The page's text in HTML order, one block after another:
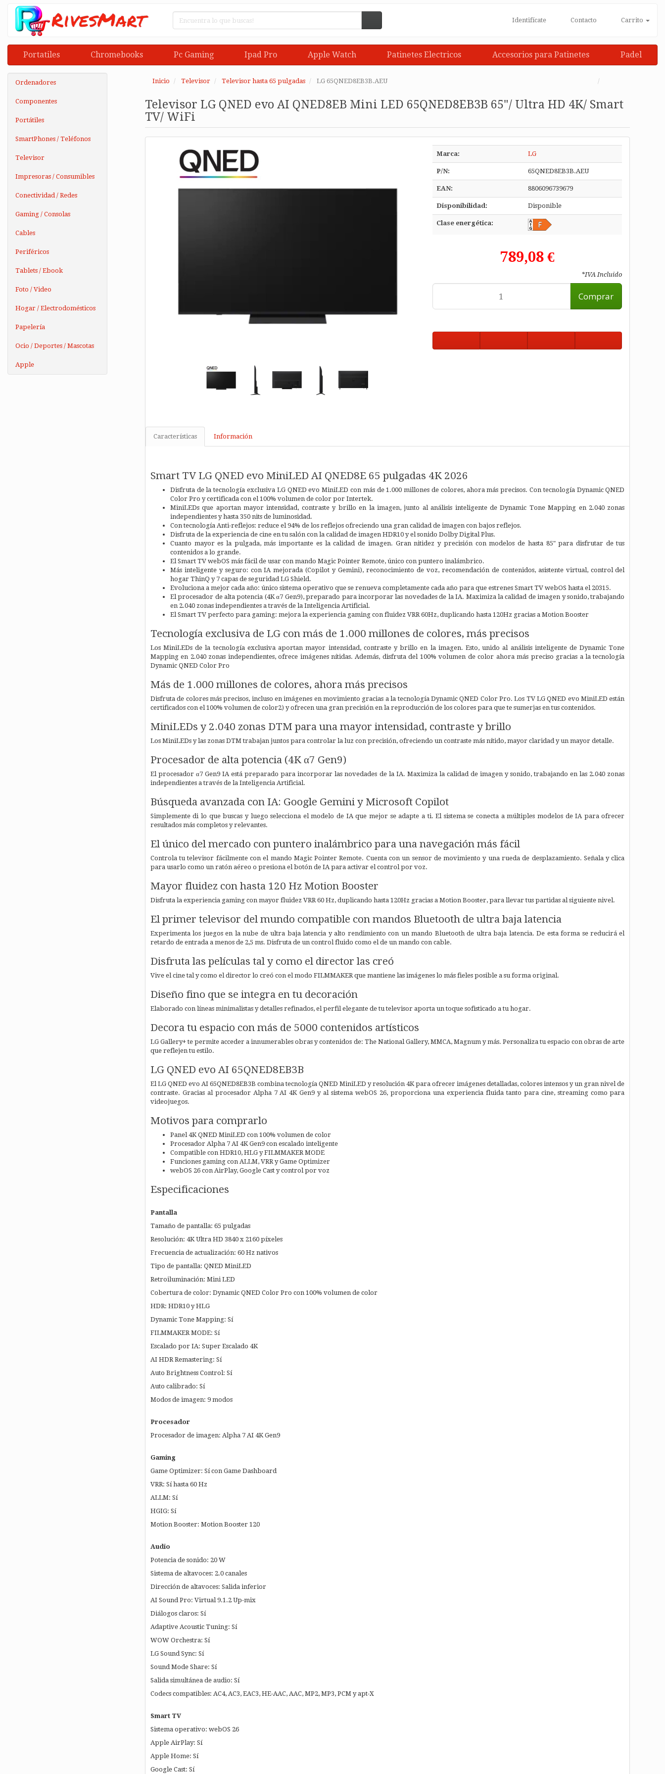
Identifícate Contacto Carrito
Portatiles Chromebooks Pc Gaming Ipad Pro Apple Watch Patinetes Electricos Accesorios para Patinetes Padel
Ordenadores
Componentes
Portátiles
SmartPhones / Teléfonos
Televisor
Impresoras / Consumibles
Conectividad / Redes
Gaming / Consolas
Cables
Periféricos
Tablets / Ebook
Foto / Video
Hogar / Electrodomésticos
Papelería
Ocio / Deportes / Mascotas
Apple
Inicio Televisor Televisor hasta 65 pulgadas LG 65QNED8EB3B.AEU
Televisor LG QNED evo AI QNED8EB Mini LED 65QNED8EB3B 65"/ Ultra HD 4K/ Smart
TV/ WiFi
Marca: LG
P/N: 65QNED8EB3B.AEU
EAN: 8806096739679
Disponibilidad: Disponible
Clase energética:
789,08 €
*IVA Incluido
Comprar
Características Información
Smart TV LG QNED evo MiniLED AI QNED8E 65 pulgadas 4K 2026
Disfruta de la tecnología exclusiva LG QNED evo MiniLED con más de 1.000 millones de colores, ahora más precisos. Con tecnología Dynamic QNED
Color Pro y certificada con el 100% volumen de color por Intertek.
MiniLEDs que aportan mayor intensidad, contraste y brillo en la imagen, junto al análisis inteligente de Dynamic Tone Mapping en 2.040 zonas
independientes y hasta 350 nits de luminosidad.
Con tecnología Anti-reflejos: reduce el 94% de los reflejos ofreciendo una gran calidad de imagen con bajos reflejos.
Disfruta de la experiencia de cine en tu salón con la calidad de imagen HDR10 y el sonido Dolby Digital Plus.
Cuanto mayor es la pulgada, más importante es la calidad de imagen. Gran nitidez y precisión con modelos de hasta 85" para disfrutar de tus
contenidos a lo grande.
El Smart TV webOS más fácil de usar con mando Magic Pointer Remote, único con puntero inalámbrico.
Más inteligente y seguro: con IA mejorada (Copilot y Gemini), reconocimiento de voz, recomendación de contenidos, asistente virtual, control del
hogar ThinQ y 7 capas de seguridad LG Shield.
Evoluciona a mejor cada año: único sistema operativo que se renueva completamente cada año para que estrenes Smart TV webOS hasta el 20315.
El procesador de alta potencia (4K α7 Gen9), preparado para incorporar las novedades de la IA. Maximiza la calidad de imagen y sonido, trabajando
en 2.040 zonas independientes a través de la Inteligencia Artificial.
El Smart TV perfecto para gaming: mejora la experiencia gaming con fluidez VRR 60Hz, duplicando hasta 120Hz gracias a Motion Booster
Tecnología exclusiva de LG con más de 1.000 millones de colores, más precisos
Los MiniLEDs de la tecnología exclusiva aportan mayor intensidad, contraste y brillo en la imagen. Esto, unido al análisis inteligente de Dynamic Tone
Mapping en 2.040 zonas independientes, ofrece imágenes nítidas. Además, disfruta del 100% volumen de color ahora más preciso gracias a la tecnología
Dynamic QNED Color Pro
Más de 1.000 millones de colores, ahora más precisos
Disfruta de colores más precisos, incluso en imágenes en movimiento gracias a la tecnología Dynamic QNED Color Pro. Los TV LG QNED evo MiniLED están
certificados con el 100% volumen de color2) y ofrecen una gran precisión en la reproducción de los colores para que te sumerjas en tus contenidos.
MiniLEDs y 2.040 zonas DTM para una mayor intensidad, contraste y brillo
Los MiniLEDs y las zonas DTM trabajan juntos para controlar la luz con precisión, ofreciendo un contraste más nítido, mayor claridad y un mayor detalle.
Procesador de alta potencia (4K α7 Gen9)
El procesador α7 Gen9 IA está preparado para incorporar las novedades de la IA. Maximiza la calidad de imagen y sonido, trabajando en las 2.040 zonas
independientes a través de la Inteligencia Artificial.
Búsqueda avanzada con IA: Google Gemini y Microsoft Copilot
Simplemente di lo que buscas y luego selecciona el modelo de IA que mejor se adapte a ti. El sistema se conecta a múltiples modelos de IA para ofrecer
resultados más completos y relevantes.
El único del mercado con puntero inalámbrico para una navegación más fácil
Controla tu televisor fácilmente con el mando Magic Pointer Remote. Cuenta con un sensor de movimiento y una rueda de desplazamiento. Señala y clica
para usarlo como un ratón aéreo o presiona el botón de IA para activar el control por voz.
Mayor fluidez con hasta 120 Hz Motion Booster
Disfruta la experiencia gaming con mayor fluidez VRR 60 Hz, duplicando hasta 120Hz gracias a Motion Booster, para llevar tus partidas al siguiente nivel.
El primer televisor del mundo compatible con mandos Bluetooth de ultra baja latencia
Experimenta los juegos en la nube de ultra baja latencia y alto rendimiento con un mando Bluetooth de ultra baja latencia. De esta forma se reducirá el
retardo de entrada a menos de 2,5 ms. Disfruta de un control fluido como el de un mando con cable.
Disfruta las películas tal y como el director las creó
Vive el cine tal y como el director lo creó con el modo FILMMAKER que mantiene las imágenes lo más fieles posible a su forma original.
Diseño fino que se integra en tu decoración
Elaborado con líneas minimalistas y detalles refinados, el perfil elegante de tu televisor aporta un toque sofisticado a tu hogar.
Decora tu espacio con más de 5000 contenidos artísticos
LG Gallery+ te permite acceder a innumerables obras y contenidos de: The National Gallery, MMCA, Magnum y más. Personaliza tu espacio con obras de arte
que reflejen tu estilo.
LG QNED evo AI 65QNED8EB3B
El LG QNED evo AI 65QNED8EB3B combina tecnología QNED MiniLED y resolución 4K para ofrecer imágenes detalladas, colores intensos y un gran nivel de
contraste. Gracias al procesador Alpha 7 AI 4K Gen9 y al sistema webOS 26, proporciona una experiencia fluida tanto para cine, streaming como para
videojuegos.
Motivos para comprarlo
Panel 4K QNED MiniLED con 100% volumen de color
Procesador Alpha 7 AI 4K Gen9 con escalado inteligente
Compatible con HDR10, HLG y FILMMAKER MODE
Funciones gaming con ALLM, VRR y Game Optimizer
webOS 26 con AirPlay, Google Cast y control por voz
Especificaciones
Pantalla
Tamaño de pantalla: 65 pulgadas
Resolución: 4K Ultra HD 3840 x 2160 píxeles
Frecuencia de actualización: 60 Hz nativos
Tipo de pantalla: QNED MiniLED
Retroiluminación: Mini LED
Cobertura de color: Dynamic QNED Color Pro con 100% volumen de color
HDR: HDR10 y HLG
Dynamic Tone Mapping: Sí
FILMMAKER MODE: Sí
Escalado por IA: Super Escalado 4K
AI HDR Remastering: Sí
Auto Brightness Control: Sí
Auto calibrado: Sí
Modos de imagen: 9 modos
Procesador
Procesador de imagen: Alpha 7 AI 4K Gen9
Gaming
Game Optimizer: Sí con Game Dashboard
VRR: Sí hasta 60 Hz
ALLM: Sí
HGIG: Sí
Motion Booster: Motion Booster 120
Audio
Potencia de sonido: 20 W
Sistema de altavoces: 2.0 canales
Dirección de altavoces: Salida inferior
AI Sound Pro: Virtual 9.1.2 Up-mix
Diálogos claros: Sí
Adaptive Acoustic Tuning: Sí
WOW Orchestra: Sí
LG Sound Sync: Sí
Sound Mode Share: Sí
Salida simultánea de audio: Sí
Codecs compatibles: AC4, AC3, EAC3, HE-AAC, AAC, MP2, MP3, PCM y apt-X
Smart TV
Sistema operativo: webOS 26
Apple AirPlay: Sí
Apple Home: Sí
Google Cast: Sí